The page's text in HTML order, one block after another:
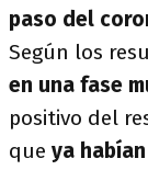
paso del
Según los
en una fase
positivo del
que ya